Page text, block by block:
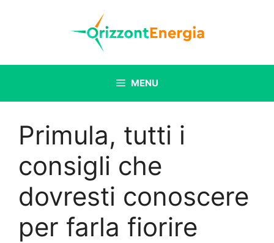
MENU
Primula, tutti i
consigli che
dovresti conoscere
per farla fiorire